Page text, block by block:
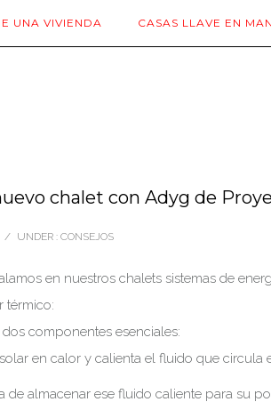
UNA VIVIENDA CASAS LLAVE EN
chalet con Adyg de
/ UNDER : CONSEJOS
en nuestros chalets sistemas de
térmico:
componentes esenciales:
en calor y calienta el fluido que circula
de almacenar ese fluido caliente para su